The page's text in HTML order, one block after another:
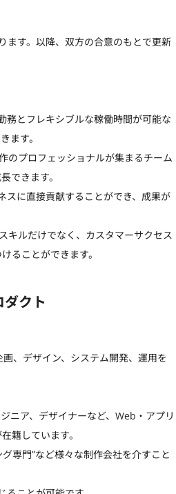
ます。以降、双方の合意のもとで更新
とフレキシブルな稼働時間が可能な
ます。
プロフェッショナルが集まるチーム
できます。
に直接貢献することができ、成果が
ルだけでなく、カスタマーサクセス
ることができます。
クト
、デザイン、システム開発、運用を
ニア、デザイナーなど、Web・アプリ
籍しています。
専門”など様々な制作会社を介すこと